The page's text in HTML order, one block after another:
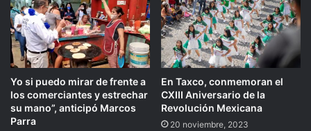
Yo si puedo mirar de frente a
los comerciantes y estrechar
su mano”, anticipó Marcos
Parra
En Taxco, conmemoran el
CXIII Aniversario de la
Revolución Mexicana
20 noviembre, 2023